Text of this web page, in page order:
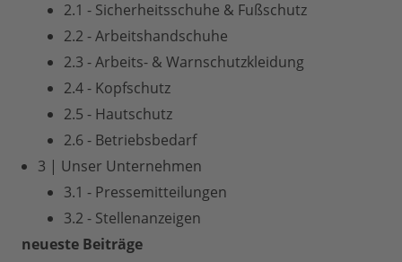
2.1 - Sicherheitsschuhe & Fußschutz
2.2 - Arbeitshandschuhe
2.3 - Arbeits- & Warnschutzkleidung
2.4 - Kopfschutz
2.5 - Hautschutz
2.6 - Betriebsbedarf
3 | Unser Unternehmen
3.1 - Pressemitteilungen
3.2 - Stellenanzeigen
neueste Beiträge